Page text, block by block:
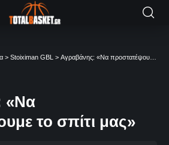
> Stoiximan GBL > Αγραβάνης: «Να προστατέψουμε το σπίτι μας»
«Να
το σπίτι μας»